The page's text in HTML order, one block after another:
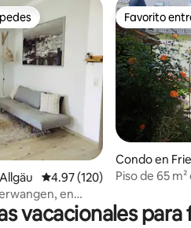
reseñas
preferido
Calificación promedio: 4.97
4.97 (120)
en
Favorito
Favorito
Condo en
Piso de 65
vacacionales para